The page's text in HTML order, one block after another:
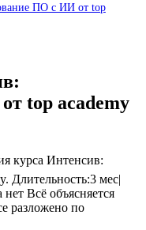
ПО с ИИ от top
top academy
курса Интенсив:
Длительность:3 мес|
Всё объясняется
разложено по